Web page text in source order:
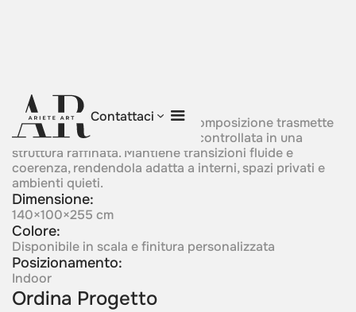
Contattaci
Silver Whisper
Delicata nel carattere, questa composizione trasmette
misura, morbidezza e presenza controllata in una
struttura raffinata. Mantiene transizioni fluide e
coerenza, rendendola adatta a interni, spazi privati e
ambienti quieti.
Dimensione:
140×100×255 cm
Colore:
Disponibile in scala e finitura personalizzata
Posizionamento:
Indoor
Ordina Progetto